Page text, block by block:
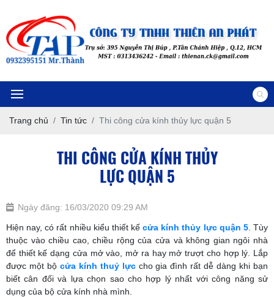
Trang chủ Tin tức Thi công cửa kính thủy lực quận 5
THI CÔNG CỬA KÍNH THỦY
LỰC QUẬN 5
Ngày đăng: 16/03/2020 09:29 AM
Hiện nay, có rất nhiều kiểu thiết kếcửa kính thủy lực quận 5. Tùy
thuộc vào chiều cao, chiều rộng của cửa và không gian ngôi nhà
để thiết kế dạng cửa mở vào, mở ra hay mở trượt cho hợp lý. Lắp
được một bộ cửa kính thuỷ lựccho gia đình rất dễ dàng khi bạn
biết cân đối và lựa chọn sao cho hợp lý nhất với công năng sử
dụng của bộ cửa kính nhà mình.